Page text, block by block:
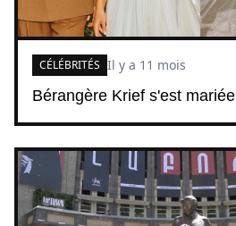
Bérangère Krief s'est mariée
CÉLÉBRITÉS Il y a 11 mois